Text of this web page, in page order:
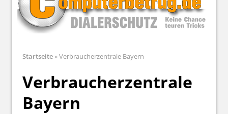
Startseite»Verbraucherzentrale Bayern
Verbraucherzentrale
Bayern